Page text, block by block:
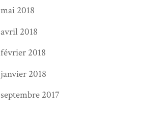
mai 2018
avril 2018
février 2018
janvier 2018
septembre 2017